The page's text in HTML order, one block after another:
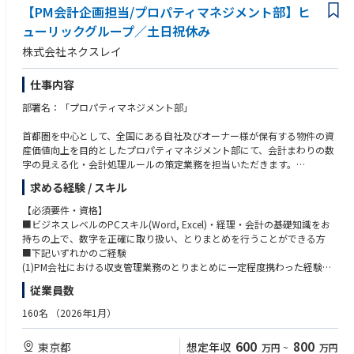
建築・設備・施工管理などの知見を活かしながら、施設管理の専門職とし
て安定したキャリアを築くことができます。
【PM会計企画担当/プロパティマネジメント部】ヒ
ューリックグループ／土日祝休み
株式会社ネクスレイ
仕事内容
部署名：「プロパティマネジメント部」
首都圏を中心として、全国にある自社及びオーナー様が保有する物件の資
産価値向上を目的としたプロパティマネジメント部にて、会計まわりの数
字の見える化・会計処理ルールの策定業務を担当いただきます。
【仕事内容】
保有または管理中の大型案件において、各施設の収支比較表の作成をし、
毎月の数字の変化を見える化しながら、バリューアップ施策のためデータ
を作成。
現場における運営実態を把握しながら、会計処理のルールの整備・運用を
推進。
【このポジションの魅力】
商業施設の運営案件が増加しており、経理・会計知識を用いて、商業施設
運営における会計論点の整理をしていただく、新しいポジションです。
【ポイント】
求める経験 / スキル
【必須要件・資格】
■ビジネスレベルのPCスキル(Word, Excel)・経理・会計の基礎知識をお
持ちの上で、数字を正確に取り扱い、とりまとめを行うことができる方
■下記いずれかのご経験
(1)PM会社における収支管理業務のとりまとめに一定程度携わった経験を
お持ちの方
(2)総務部等で固定資産管理の経験をお持ちの方
(3)経営企画部門等で計数管理に携わった経験をお持ちの方
【歓迎資格】
従業員数
160名 （2026年1月）
東京都 想定年収 600 万円 ~ 800 万円